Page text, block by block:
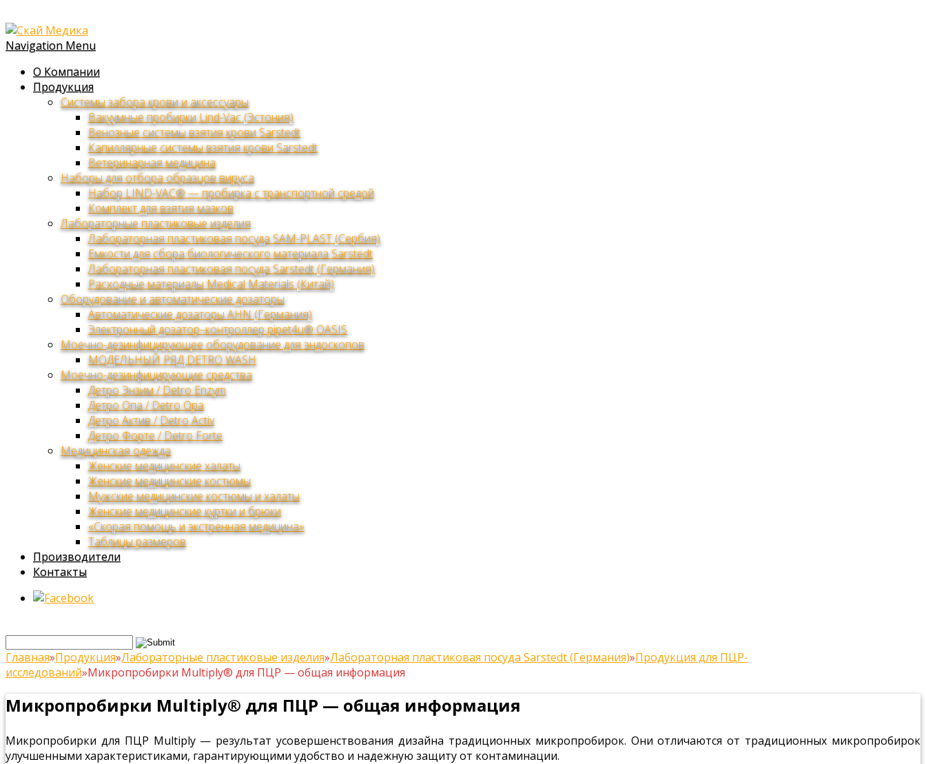
Navigation Menu
О Компании
Продукция
Системы забора крови и аксессуары
Вакуумные пробирки Lind-Vac (Эстония)
Венозные системы взятия крови Sarstedt
Капиллярные системы взятия крови Sarstedt
Ветеринарная медицина
Наборы для отбора образцов вируса
Набор LIND-VAC® — пробирка с транспортной средой
Комплект для взятия мазков
Лабораторные пластиковые изделия
Лабораторная пластиковая посуда SAM-PLAST (Сербия)
Емкости для сбора биологического материала Sarstedt
Лабораторная пластиковая посуда Sarstedt (Германия)
Расходные материалы Medical Materials (Китай)
Оборудование и автоматические дозаторы
Автоматические дозаторы AHN (Германия)
Электронный дозатор–контроллер pipet4u® OASIS
Моечно-дезинфицирующее оборудование для эндоскопов
МОДЕЛЬНЫЙ РЯД DETRO WASH
Моечно-дезинфицирующие средства
Детро Энзим / Detro Enzym
Детро Опа / Detro Opa
Детро Актив / Detro Activ
Детро Форте / Detro Forte
Медицинская одежда
Женские медицинские халаты
Женские медицинские костюмы
Мужские медицинские костюмы и халаты
Женские медицинские куртки и брюки
«Скорая помощь и экстренная медицина»
Таблицы размеров
Производители
Контакты
Главная»Продукция»Лабораторные пластиковые изделия»Лабораторная пластиковая посуда Sarstedt (Германия)»Продукция для ПЦР-
исследований»Микропробирки Multiply® для ПЦР — общая информация
Микропробирки Multiply® для ПЦР — общая информация
Микропробирки для ПЦР Multiply — результат усовершенствования дизайна традиционных микропробирок. Они отличаются от традиционных микропробирок
улучшенными характеристиками, гарантирующими удобство и надежную защиту от контаминации.